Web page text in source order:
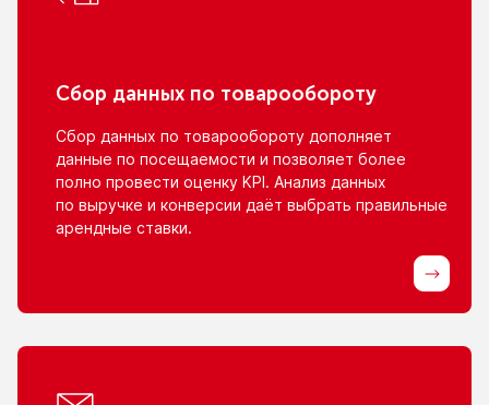
Сбор данных по товарообороту
Сбор данных по товарообороту дополняет
данные по посещаемости и позволяет более
полно провести оценку KPI. Анализ данных
по выручке и конверсии даёт выбрать правильные
арендные ставки.